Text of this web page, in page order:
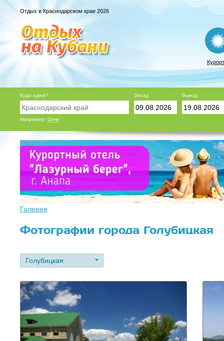
Отдых в Краснодарском крае 2026
Куда едем?
Например: Сочи
Заезд Выезд
Галерея
Фотографии города Голубицкая
Голубицкая